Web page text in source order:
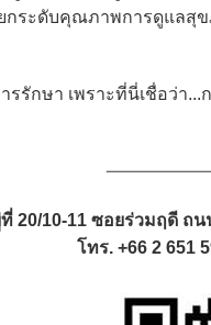
ยกระดับคุณภาพการดูแลสุ
ษา เพราะที่นี่เชื่อว่า...ก
20/10-11 ซอยร่วมฤดี ถ
โทร. +66 2 651